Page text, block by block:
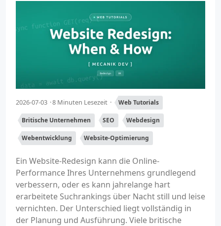
2026-07-03 8 Minuten Lesezeit Web Tutorials
Britische Unternehmen SEO Webdesign
Webentwicklung Website-Optimierung
Ein Website-Redesign kann die Online-
Performance Ihres Unternehmens grundlegend
verbessern, oder es kann jahrelange hart
erarbeitete Suchrankings über Nacht still und leise
vernichten. Der Unterschied liegt vollständig in
der Planung und Ausführung. Viele britische